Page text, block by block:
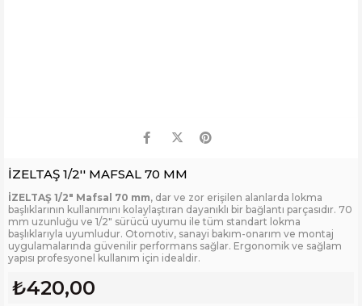
İZELTAŞ 1/2'' MAFSAL 70 MM
İZELTAŞ 1/2" Mafsal 70 mm, dar ve zor erişilen alanlarda lokma
başlıklarının kullanımını kolaylaştıran dayanıklı bir bağlantı parçasıdır. 70
mm uzunluğu ve 1/2" sürücü uyumu ile tüm standart lokma
başlıklarıyla uyumludur. Otomotiv, sanayi bakım-onarım ve montaj
uygulamalarında güvenilir performans sağlar. Ergonomik ve sağlam
yapısı profesyonel kullanım için idealdir.
₺420,00